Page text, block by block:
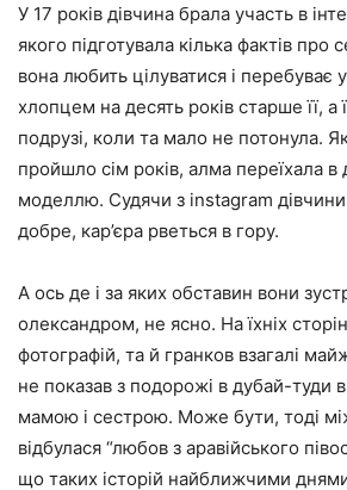
У 17 років дівчина брала участь в
якого підготувала кілька фактів
вона любить цілуватися і перебуває
хлопцем на десять років старше її, а
подрузі, коли та мало не потонула.
пройшло сім років, алма переїхала
моделлю. Судячи з instagram
добре, кар’єра рветься в гору.
А ось де і за яких обставин вони
олександром, не ясно. На їхніх
фотографій, та й гранков взагалі
не показав з подорожі в дубай-туди
мамою і сестрою. Може бути, тоді
відбулася “любов з аравійського
що таких історій найближчими